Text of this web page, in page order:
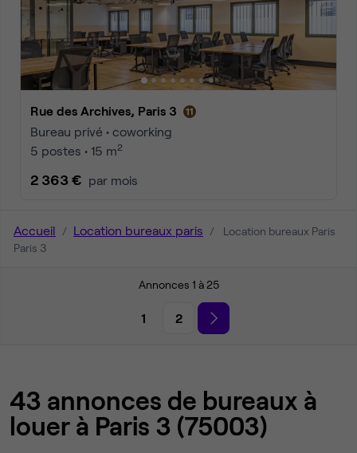
Rue des Archives, Paris 3
Bureau privé • coworking
5 postes • 15 m2
2 363 € par mois
Accueil Location bureaux paris
Location bureaux Paris
Paris 3
Annonces 1 à 25
1 2
43 annonces de bureaux à
louer à Paris 3 (75003)